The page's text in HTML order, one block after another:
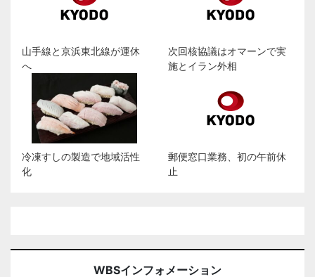
山手線と京浜東北線が運休
へ
次回核協議はオマーンで実
施とイラン外相
冷凍すしの製造で地域活性
化
郵便窓口業務、初の午前休
止
WBSインフォメーション